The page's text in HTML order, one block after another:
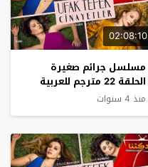
02:08:10
مسلسل جرائم صغيرة
الحلقة 22 مترجم للعربية
منذ 4 سنوات